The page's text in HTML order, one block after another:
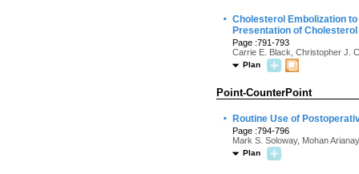
· Cholesterol Embolization
Presentation of
Page :791-793
Carrie E. Black, Christopher J.
Plan
Point-CounterPoint
· Routine Use of
Page :794-796
Mark S. Soloway, Mohan
Plan